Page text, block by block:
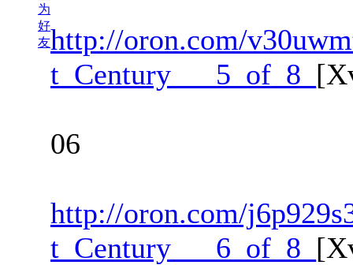
为
好
友http://oron.com/
t_Century___5_of_8_
06
http://oron.com/
t_Century___6_of_8_